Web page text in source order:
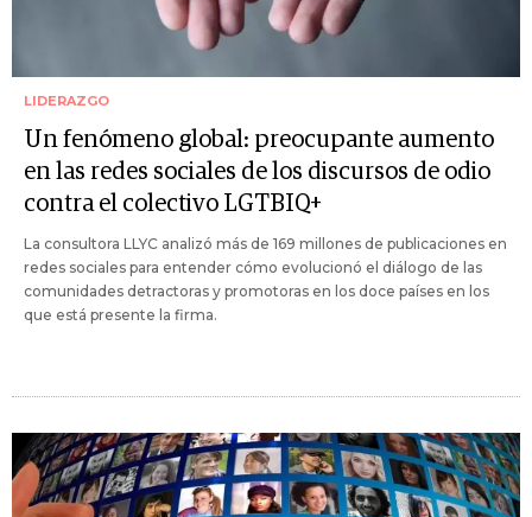
LIDERAZGO
Un fenómeno global: preocupante aumento
en las redes sociales de los discursos de odio
contra el colectivo LGTBIQ+
La consultora LLYC analizó más de 169 millones de publicaciones en
redes sociales para entender cómo evolucionó el diálogo de las
comunidades detractoras y promotoras en los doce países en los
que está presente la firma.